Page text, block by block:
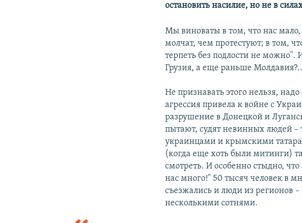
остановить насилие, но не в
Мы виноваты в том, что нас
молчат, чем протестуют; в том,
терпеть без подлости не
Грузия, а еще раньше Молдавия?..
Не признавать этого нельзя,
агрессия привела к войне с
разрушение в Донецкой и
пытают, судят невинных людей –
украинцами и крымскими
(когда еще хоть были митинги)
смотреть. И особенно стыдно,
нас много!" 50 тысяч человек в
съезжались и люди из регионов –
несколькими сотнями.